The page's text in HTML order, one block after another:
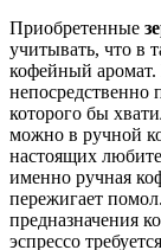
Приобретенные
учитывать, что в
кофейный
непосредственно
которого бы
можно в ручной
настоящих
именно ручная
пережигает
предназначения
эспрессо